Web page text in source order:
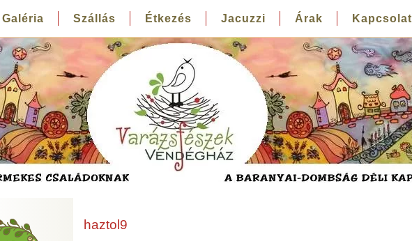
Galéria Szállás Étkezés Jacuzzi Árak Kapcsolat
haztol9